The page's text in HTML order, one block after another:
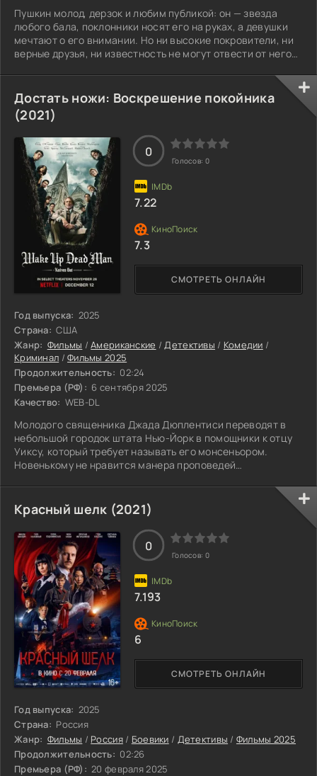
Пушкин молод, дерзок и любим публикой: он — звезда
любого бала, поклонники носят его на руках, а девушки
мечтают о его внимании. Но ни высокие покровители, ни
верные друзья, ни известность не могут отвести от него
не встречает ту самую, единственную, кто осветит его
жизнь и станет его судьбой.
Достать ножи: Воскрешение покойника
(2021)
Год выпуска: 2025
Страна: США
Жанр: Фильмы /Американские /Детективы / Комедии /
Криминал /Фильмы 2025
Продолжительность: 02:24
Премьера (РФ): 6 сентября 2025
Качество: WEB-DL
Молодого священника Джада Дюплентиси переводят в
небольшой городок штата Нью-Йорк в помощники к отцу
Уиксу, который требует называть его монсеньором.
Новенькому не нравится манера проповедей
тем не менее у того есть круг преданных поклонников, и
церковь получает щедрые пожертвования. Неприязнь
перерастает в конфликт, а на следующий день после
открытой ссоры священников, в Страстную пятницу,
Уикса загадочным образом убивают прямо в церкви
СМОТРЕТЬ ОНЛАЙН
0
Голосов: 0
7.22
7.3
Красный шелк (2021)
Год выпуска: 2025
Страна: Россия
Жанр: Фильмы / Россия/ Боевики / Детективы / Фильмы 2025
Продолжительность: 02:26
Премьера (РФ): 20 февраля 2025
СМОТРЕТЬ ОНЛАЙН
0
Голосов: 0
7.193
6